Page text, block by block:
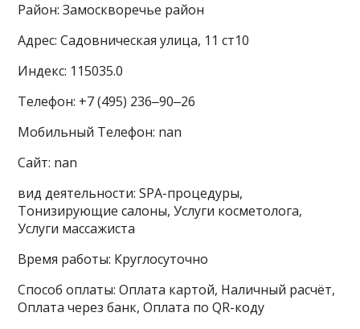
Район: Замоскворечье район
Адрес: Садовническая улица, 11 ст10
Индекс: 115035.0
Телефон: +7 (495) 236‒90‒26
Мобильный Телефон: nan
Сайт: nan
вид деятельности: SPA-процедуры,
Тонизирующие салоны, Услуги косметолога,
Услуги массажиста
Время работы: Круглосуточно
Способ оплаты: Оплата картой, Наличный расчёт,
Оплата через банк, Оплата по QR-коду